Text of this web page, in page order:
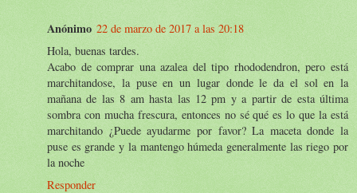
Anónimo 22 de marzo de 2017 a las 20:18
Hola, buenas tardes.
Acabo de comprar una azalea del tipo rhododendron, pero está
marchitandose, la puse en un lugar donde le da el sol en la
mañana de las 8 am hasta las 12 pm y a partir de esta última
sombra con mucha frescura, entonces no sé qué es lo que la está
marchitando ¿Puede ayudarme por favor? La maceta donde la
puse es grande y la mantengo húmeda generalmente las riego por
la noche
Responder